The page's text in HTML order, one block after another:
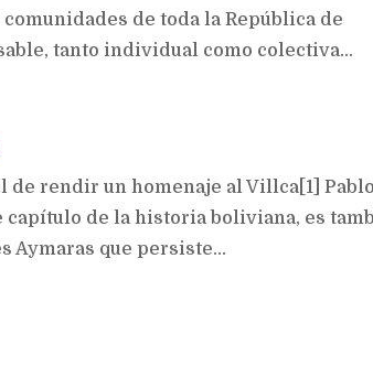
de toda la República de
tanto individual como colectiva...
de rendir un homenaje al Villca[1] Pablo
de la historia boliviana, es
Aymaras que persiste...